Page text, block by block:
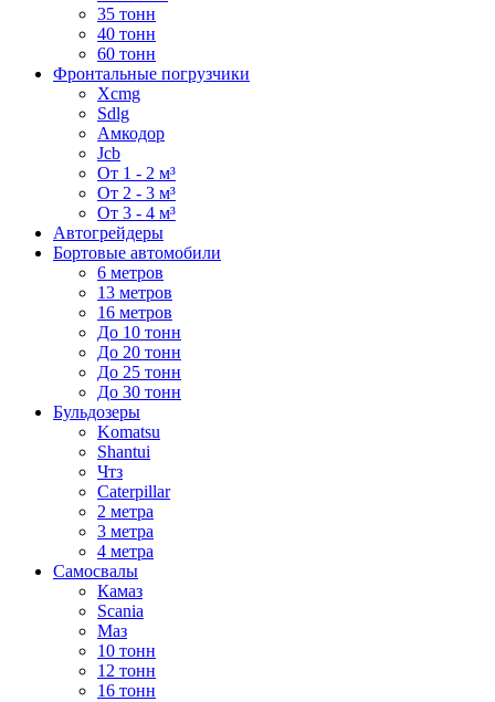
35 тонн
40 тонн
60 тонн
Фронтальные погрузчики
Xcmg
Sdlg
Амкодор
Jcb
От 1 - 2 м³
От 2 - 3 м³
От 3 - 4 м³
Автогрейдеры
Бортовые автомобили
6 метров
13 метров
16 метров
До 10 тонн
До 20 тонн
До 25 тонн
До 30 тонн
Бульдозеры
Komatsu
Shantui
Чтз
Caterpillar
2 метра
3 метра
4 метра
Самосвалы
Камаз
Scania
Маз
10 тонн
12 тонн
16 тонн